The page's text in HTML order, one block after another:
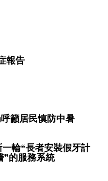
報告
籲居民慎防中暑
輪“長者安裝假牙計
”的服務系統